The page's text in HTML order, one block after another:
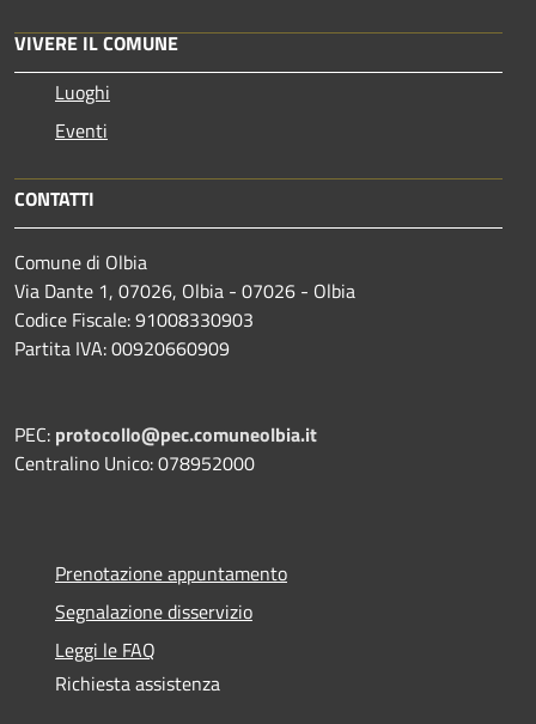
VIVERE IL COMUNE
Luoghi
Eventi
CONTATTI
Comune di Olbia
Via Dante 1, 07026, Olbia - 07026 - Olbia
Codice Fiscale: 91008330903
Partita IVA: 00920660909
PEC: protocollo@pec.comuneolbia.it
Centralino Unico: 078952000
Prenotazione appuntamento
Segnalazione disservizio
Leggi le FAQ
Richiesta assistenza